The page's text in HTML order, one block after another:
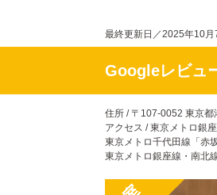
最終更新日／2025年10月
Googleレビ
住所 / 〒107-0052 東京
アクセス / 東京メトロ銀
東京メトロ千代田線「赤
東京メトロ銀座線・南北